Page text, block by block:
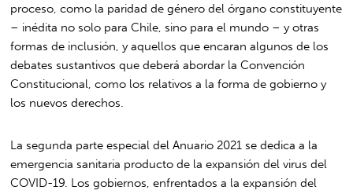
proceso, como la paridad de género del órgano constituyente
– inédita no solo para Chile, sino para el mundo – y otras
formas de inclusión, y aquellos que encaran algunos de los
debates sustantivos que deberá abordar la Convención
Constitucional, como los relativos a la forma de gobierno y
los nuevos derechos.
La segunda parte especial del Anuario 2021 se dedica a la
emergencia sanitaria producto de la expansión del virus del
COVID-19. Los gobiernos, enfrentados a la expansión del